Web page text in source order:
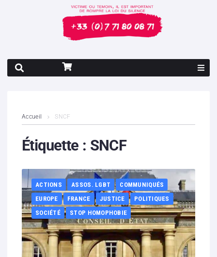
Contenus litigieux
Boutique
Partenaires
Contacts
Accueil SNCF
Étiquette : SNCF
ACTIONS ASSOS. LGBT
COMMUNIQUÉS
EUROPE
FRANCE JUSTICE
POLITIQUES
SOCIÉTÉ
STOP HOMOPHOBIE